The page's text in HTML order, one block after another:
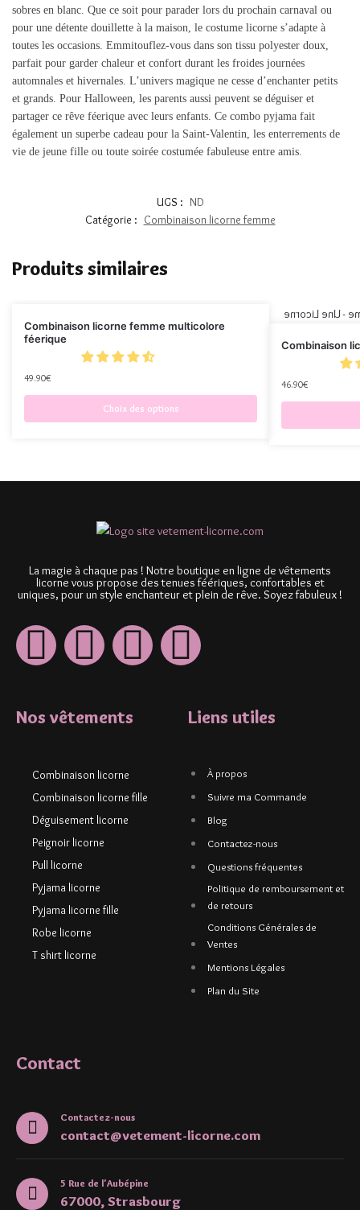
sobres en blanc. Que ce soit pour parader lors du prochain carnaval ou
pour une détente douillette à la maison, le costume licorne s’adapte à
toutes les occasions. Emmitouflez-vous dans son tissu polyester doux,
parfait pour garder chaleur et confort durant les froides journées
automnales et hivernales. L’univers magique ne cesse d’enchanter petits
et grands. Pour Halloween, les parents aussi peuvent se déguiser et
partager ce rêve féerique avec leurs enfants. Ce combo pyjama fait
également un superbe cadeau pour la Saint-Valentin, les enterrements de
vie de jeune fille ou toute soirée costumée fabuleuse entre amis.
UGS : ND
Catégorie : Combinaison licorne femme
Produits similaires
Combinaison licorne femme multicolore
féerique
49.90€
Choix des options
Combinaison
46.90€
La magie à chaque pas ! Notre boutique en ligne de vêtements
licorne vous propose des tenues féériques, confortables et
uniques, pour un style enchanteur et plein de rêve. Soyez fabuleux !
Nos vêtements
Combinaison licorne
Combinaison licorne fille
Déguisement licorne
Peignoir licorne
Pull licorne
Pyjama licorne
Pyjama licorne fille
Robe licorne
T shirt licorne
Liens utiles
À propos
Suivre ma Commande
Blog
Contactez-nous
Questions fréquentes
Politique de remboursement et
de retours
Conditions Générales de
Ventes
Mentions Légales
Plan du Site
Contact
Contactez-nous
contact@vetement-licorne.com
5 Rue de l'Aubépine
67000, Strasbourg